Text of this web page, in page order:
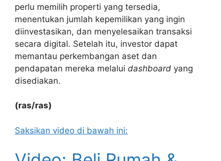
perlu memilih properti yang tersedia,
menentukan jumlah kepemilikan yang ingin
diinvestasikan, dan menyelesaikan transaksi
secara digital. Setelah itu, investor dapat
memantau perkembangan aset dan
pendapatan mereka melalui dashboard yang
disediakan.
(ras/ras)
Saksikan video di bawah ini: